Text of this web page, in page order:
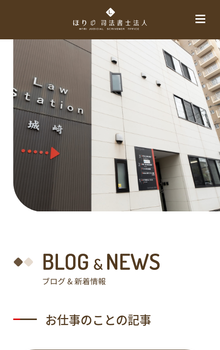
お仕事のことの記事